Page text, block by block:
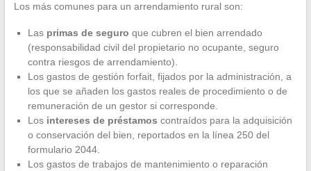
Los más comunes para un arrendamiento rural son:
Las primas de seguro que cubren el bien arrendado
(responsabilidad civil del propietario no ocupante, seguro
contra riesgos de arrendamiento).
Los gastos de gestión forfait, fijados por la administración, a
los que se añaden los gastos reales de procedimiento o de
remuneración de un gestor si corresponde.
Los intereses de préstamos contraídos para la adquisición
o conservación del bien, reportados en la línea 250 del
formulario 2044.
Los gastos de trabajos de mantenimiento o reparación